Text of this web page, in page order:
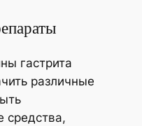
гастрита
различные
средства,